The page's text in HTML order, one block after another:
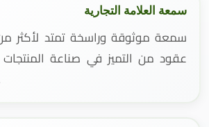
سمعة العلامة التجارية
سمعة موثوقة وراسخة تمتد لأكثر
عقود من التميز في صناعة المنتجات